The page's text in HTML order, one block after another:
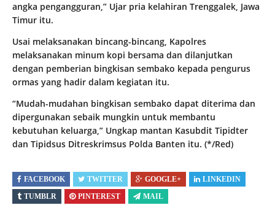
angka pengangguran,” Ujar pria kelahiran Trenggalek, Jawa
Timur itu.
Usai melaksanakan bincang-bincang, Kapolres
melaksanakan minum kopi bersama dan dilanjutkan
dengan pemberian bingkisan sembako kepada pengurus
ormas yang hadir dalam kegiatan itu.
“Mudah-mudahan bingkisan sembako dapat diterima dan
dipergunakan sebaik mungkin untuk membantu
kebutuhan keluarga,” Ungkap mantan Kasubdit Tipidter
dan Tipidsus Ditreskrimsus Polda Banten itu. (*/Red)
FACEBOOK TWITTER GOOGLE+
LINKEDIN
TUMBLR
PINTEREST MAIL